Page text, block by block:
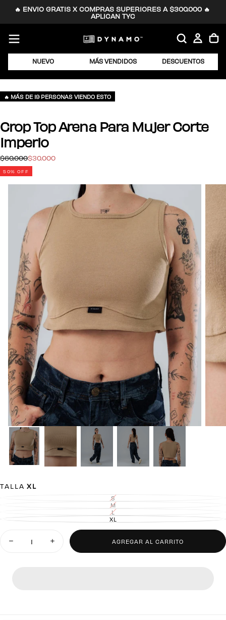
🔥 ENVIO GRATIS X COMPRAS SUPERIORES A $300.000 🔥
APLICAN TYC
SALTAR
NUEVO MÁS VENDIDOS DESCUENTOS
🔥 MÁS DE 19 PERSONAS VIENDO ESTO
Crop Top Arena Para Mujer Corte
Imperio
$30.000
Precio
regular
$60.000Precio
de
oferta
$30.000
50% OFF
TALLA XL
SVARIANTE
AGOTADA
O
NO
DISPONIBLE
M
VARIANTE
AGOTADA
O
NO
LVARIANTE
AGOTADA
O
NO
XLVARIANTE
O
DISPONIBLE
Disminuir
Aumentar
cantidad
AGREGAR AL CARRITO